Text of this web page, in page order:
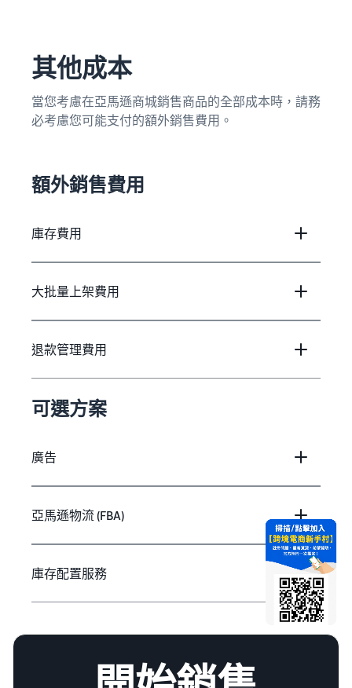
其他成本
當您考慮在亞馬遜商城銷售商品的全部成本時，請務
必考慮您可能支付的額外銷售費用。
額外銷售費用
庫存費用
大批量上架費用
退款管理費用
可選方案
廣告
亞馬遜物流 (FBA)
庫存配置服務